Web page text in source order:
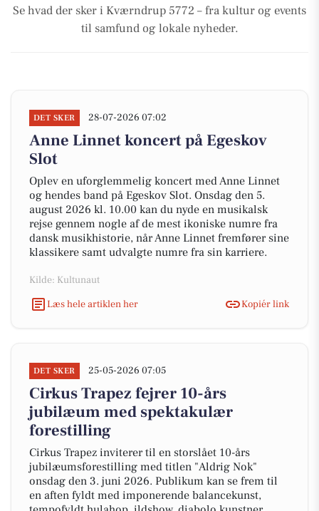
Se hvad der sker i Kværndrup 5772 – fra kultur og events
til samfund og lokale nyheder.
DET SKER 28-07-2026 07:02
Anne Linnet koncert på Egeskov
Slot
Oplev en uforglemmelig koncert med Anne Linnet
og hendes band på Egeskov Slot. Onsdag den 5.
august 2026 kl. 10.00 kan du nyde en musikalsk
rejse gennem nogle af de mest ikoniske numre fra
dansk musikhistorie, når Anne Linnet fremfører sine
klassikere samt udvalgte numre fra sin karriere.
Kilde: Kultunaut
Læs hele artiklen her
Kopiér link
DET SKER 25-05-2026 07:05
Cirkus Trapez fejrer 10-års
jubilæum med spektakulær
forestilling
Cirkus Trapez inviterer til en storslået 10-års
jubilæumsforestilling med titlen "Aldrig Nok"
onsdag den 3. juni 2026. Publikum kan se frem til
en aften fyldt med imponerende balancekunst,